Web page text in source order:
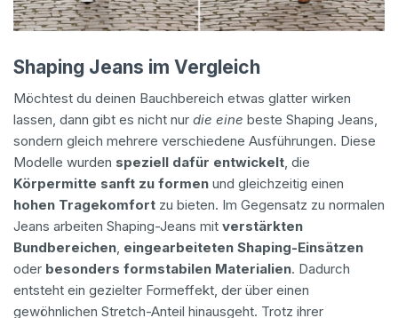
Shaping Jeans im Vergleich
Möchtest du deinen Bauchbereich etwas glatter wirken
lassen, dann gibt es nicht nur die eine beste Shaping Jeans,
sondern gleich mehrere verschiedene Ausführungen. Diese
Modelle wurden speziell dafür entwickelt, die
Körpermitte sanft zu formen und gleichzeitig einen
hohen Tragekomfort zu bieten. Im Gegensatz zu normalen
Jeans arbeiten Shaping-Jeans mit verstärkten
Bundbereichen, eingearbeiteten Shaping-Einsätzen
oder besonders formstabilen Materialien. Dadurch
entsteht ein gezielter Formeffekt, der über einen
gewöhnlichen Stretch-Anteil hinausgeht. Trotz ihrer